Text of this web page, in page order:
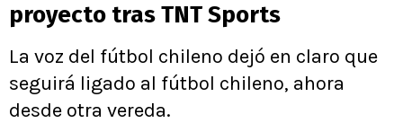
proyecto tras TNT Sports
La voz del fútbol chileno dejó en claro que
seguirá ligado al fútbol chileno, ahora
desde otra vereda.